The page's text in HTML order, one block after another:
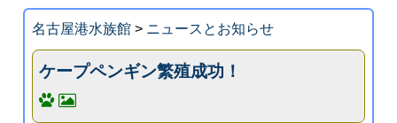
名古屋港水族館> ニュースとお知らせ
ケープペンギン繁殖成功！